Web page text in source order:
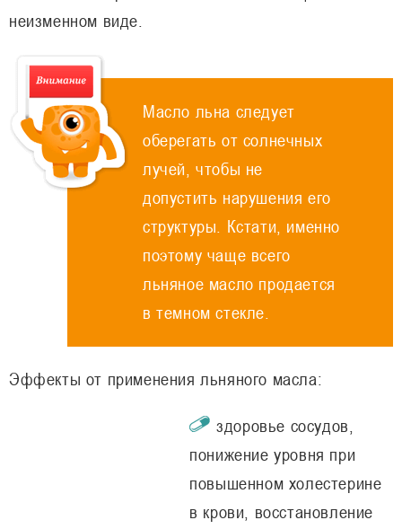
неизменном виде.
Масло льна следует
оберегать от солнечных
лучей, чтобы не
допустить нарушения его
структуры. Кстати, именно
поэтому чаще всего
льняное масло продается
в темном стекле.
Эффекты от применения льняного масла:
здоровье сосудов,
понижение уровня при
повышенном холестерине
в крови, восстановление